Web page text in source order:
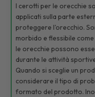
I cerotti per le orecchie
applicati sulla parte
proteggere l'orecchio.
morbido e flessibile
le orecchie possono
durante le attività
Quando si sceglie un
considerare il tipo di
formato del prodotto.